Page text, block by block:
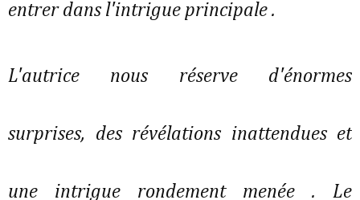
entrer dans l'intrigue principale .
L'autrice nous réserve d'énormes
surprises, des révélations inattendues et
une intrigue rondement menée . Le